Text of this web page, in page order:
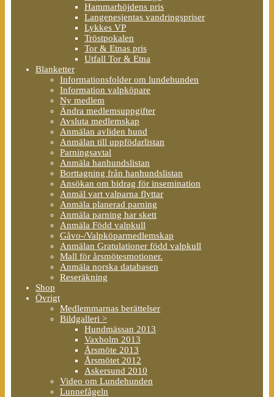
Hammarhöjdens pris
Langenesjentas vandringspriser
Lykkes VP
Tröstpokalen
Tor & Etnas pris
Utfall Tor & Etna
Blanketter
Informationsfolder om lundehunden
Information valpköpare
Ny medlem
Ändra medlemsuppgifter
Avsluta medlemskap
Anmälan avliden hund
Anmälan till uppfödarlistan
Parningsavtal
Anmäla hanhundslistan
Borttagning från hanhundslistan
Ansökan om bidrag för insemination
Anmäl vart valparna flyttar
Anmäla planerad parning
Anmäla parning har skett
Anmäla Född valpkull
Gåvo-/Valpköparmedlemskap
Anmälan Gratulationer född valpkull
Mall för årsmötesmotioner.
Anmäla norska databasen
Reseräkning
Shop
Övrigt
Medlemmarnas berättelser
Bildgalleri >
Hundmässan 2013
Vaxholm 2013
Årsmöte 2013
Årsmötet 2012
Askersund 2010
Video om Lundehunden
Lunnefågeln